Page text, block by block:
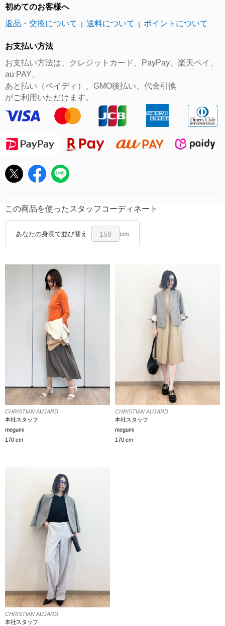
初めてのお客様へ
返品・交換について
送料について ポイントについて
お支払い方法
お支払い方法は、クレジットカード、PayPay、楽天ペイ、
au PAY、
あと払い（ペイディ）、GMO後払い、代金引換
がご利用いただけます。
この商品を使ったスタッフコーディネート
あなたの身長で並び替え 158 cm
CHRISTIAN AUJARD
本社スタッフ
megumi
170 cm
CHRISTIAN AUJARD
本社スタッフ
megumi
170 cm
CHRISTIAN AUJARD
本社スタッフ